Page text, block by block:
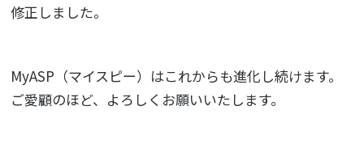
修正しました。
MyASP（マイスピー）はこれからも進化し続けます。
ご愛顧のほど、よろしくお願いいたします。